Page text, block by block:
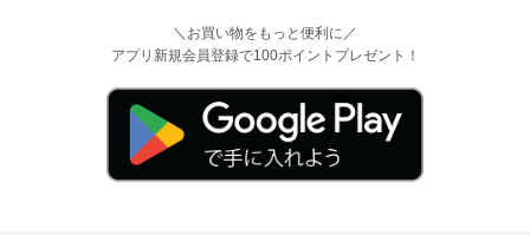
＼お買い物をもっと便利に／
アプリ新規会員登録で100ポイントプレゼント！